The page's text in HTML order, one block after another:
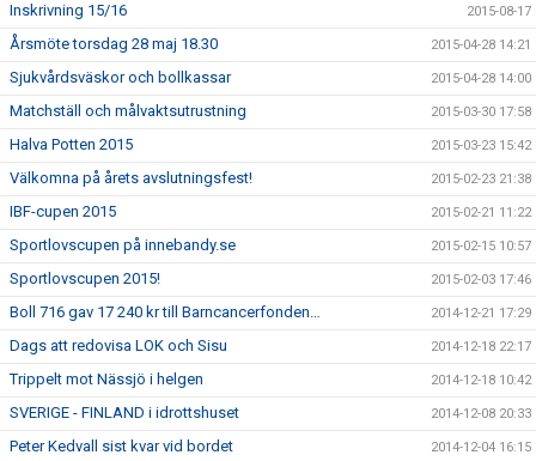
Inskrivning 15/16 2015-08-17
Årsmöte torsdag 28 maj 18.30 2015-04-28 14:21
Sjukvårdsväskor och bollkassar 2015-04-28 14:00
Matchställ och målvaktsutrustning 2015-03-30 17:58
Halva Potten 2015 2015-03-23 15:42
Välkomna på årets avslutningsfest! 2015-02-23 21:38
IBF-cupen 2015 2015-02-21 11:22
Sportlovscupen på innebandy.se 2015-02-15 10:57
Sportlovscupen 2015! 2015-02-03 17:46
Boll 716 gav 17 240 kr till Barncancerfonden… 2014-12-21 17:29
Dags att redovisa LOK och Sisu 2014-12-18 22:17
Trippelt mot Nässjö i helgen 2014-12-18 10:42
SVERIGE - FINLAND i idrottshuset 2014-12-08 20:33
Peter Kedvall sist kvar vid bordet 2014-12-04 16:15